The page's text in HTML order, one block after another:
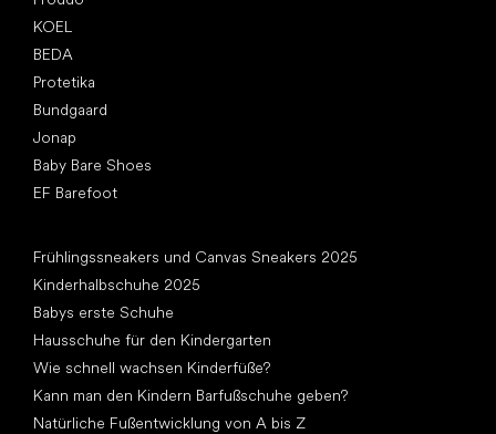
KOEL
BEDA
Protetika
Bundgaard
Jonap
Baby Bare Shoes
EF Barefoot
Frühlingssneakers und Canvas Sneakers 2025
Kinderhalbschuhe 2025
Babys erste Schuhe
Hausschuhe für den Kindergarten
Wie schnell wachsen Kinderfüße?
Kann man den Kindern Barfußschuhe geben?
Natürliche Fußentwicklung von A bis Z